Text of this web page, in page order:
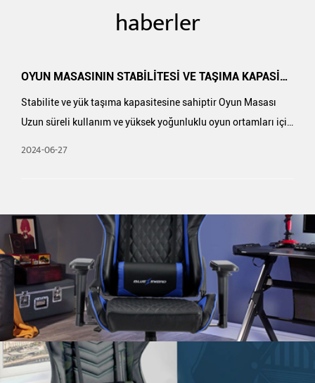
haberler
OYUN MASASININ STABILITESI VE TAŞIMA KAPASITESI TI...
Oyun Masası
yoğunluklu oyun ortamları için
Rahatlığa ve dayanıklılığa sahiptir PU Oyun Ofis Koltuğu
titizlikle test edildi ve doğrulandı